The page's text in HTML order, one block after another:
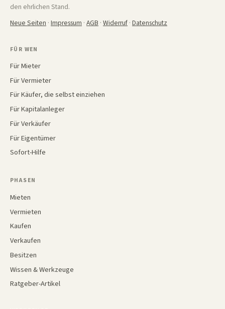
den ehrlichen Stand.
Neue Seiten · Impressum · AGB · Widerruf · Datenschutz
FÜR WEN
Für Mieter
Für Vermieter
Für Käufer, die selbst einziehen
Für Kapitalanleger
Für Verkäufer
Für Eigentümer
Sofort-Hilfe
PHASEN
Mieten
Vermieten
Kaufen
Verkaufen
Besitzen
Wissen & Werkzeuge
Ratgeber-Artikel